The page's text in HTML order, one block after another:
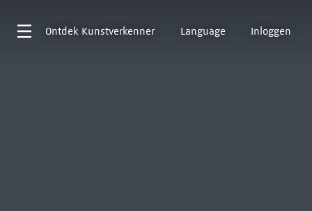
Ontdek Kunstverkenner Language Inloggen